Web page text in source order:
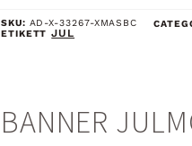
SKU: AD-X-33267-XMASBC
ETIKETT JUL
BANNER